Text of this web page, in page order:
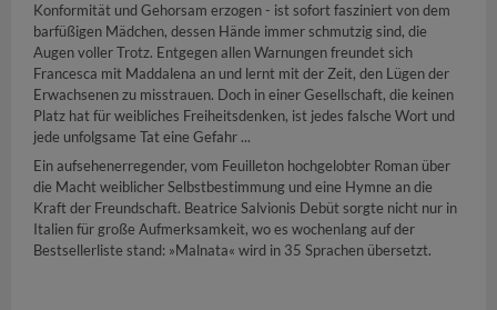
Konformität und Gehorsam erzogen - ist sofort fasziniert von dem
barfüßigen Mädchen, dessen Hände immer schmutzig sind, die
Augen voller Trotz. Entgegen allen Warnungen freundet sich
Francesca mit Maddalena an und lernt mit der Zeit, den Lügen der
Erwachsenen zu misstrauen. Doch in einer Gesellschaft, die keinen
Platz hat für weibliches Freiheitsdenken, ist jedes falsche Wort und
jede unfolgsame Tat eine Gefahr ...
Ein aufsehenerregender, vom Feuilleton hochgelobter Roman über
die Macht weiblicher Selbstbestimmung und eine Hymne an die
Kraft der Freundschaft. Beatrice Salvionis Debüt sorgte nicht nur in
Italien für große Aufmerksamkeit, wo es wochenlang auf der
Bestsellerliste stand: »Malnata« wird in 35 Sprachen übersetzt.